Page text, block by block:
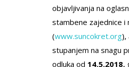
objavlјivanja na
stambene zajednice i
(www.suncokret.org),
stupanjem na snagu
odluka od 14.5.2018.